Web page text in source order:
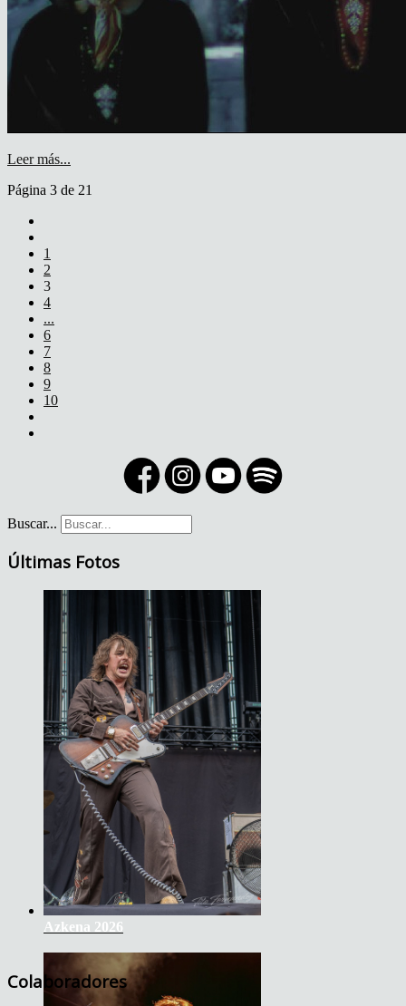
Leer más...
Página 3 de 21
1
2
3
4
...
6
7
8
9
10
Buscar...
Últimas Fotos
Azkena 2026
Colaboradores